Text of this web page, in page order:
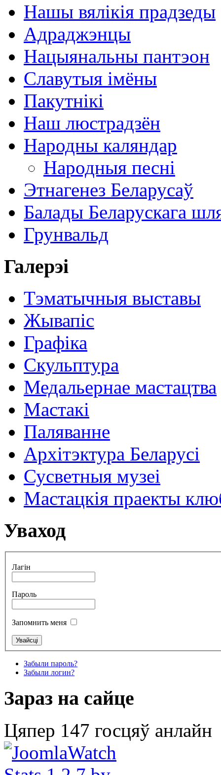
Нашы вялікія прадзеды
Адраджэнцы
Нацыянальны пантэон
Славутыя імёны
Пакутнікі
Наш люстрадзён
Народны каляндар
Народныя песні
Этнагенез Беларусаў
Балады Беларускага
Грунвальд
Галерэі
Тэматычныя выставы
Жывапіс
Графіка
Скульптура
Медальернае мастацтва
Мастакі
Паляванне
Архітэктура Беларусі
Сусветныя музеі
Мастацкія праекты
Уваход
Лагін
Пароль
Запомнить меня
Забыли пароль?
Забыли логин?
Зараз на сайце
Цяпер 147 госцяў анлайн